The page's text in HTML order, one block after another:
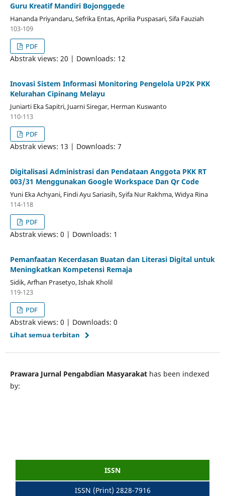
Guru Kreatif Mandiri Bojonggede
Hananda Priyandaru, Sefrika Entas, Aprilia Puspasari, Sifa Fauziah
103-109
PDF
Abstrak views: 20 | Downloads: 12
Inovasi Sistem Informasi Monitoring Pengelola UP2K PKK
Kelurahan Cipinang Melayu
Juniarti Eka Sapitri, Juarni Siregar, Herman Kuswanto
110-113
PDF
Abstrak views: 13 | Downloads: 7
Digitalisasi Administrasi dan Pendataan Anggota PKK RT
003/31 Menggunakan Google Workspace Dan Qr Code
Yuni Eka Achyani, Findi Ayu Sariasih, Syifa Nur Rakhma, Widya Rina
114-118
PDF
Abstrak views: 0 | Downloads: 1
Pemanfaatan Kecerdasan Buatan dan Literasi Digital untuk
Meningkatkan Kompetensi Remaja
Sidik, Arfhan Prasetyo, Ishak Kholil
119-123
PDF
Abstrak views: 0 | Downloads: 0
Lihat semua terbitan
Prawara Jurnal Pengabdian Masyarakat has been indexed
by:
ISSN
ISSN (Print) 2828-7916